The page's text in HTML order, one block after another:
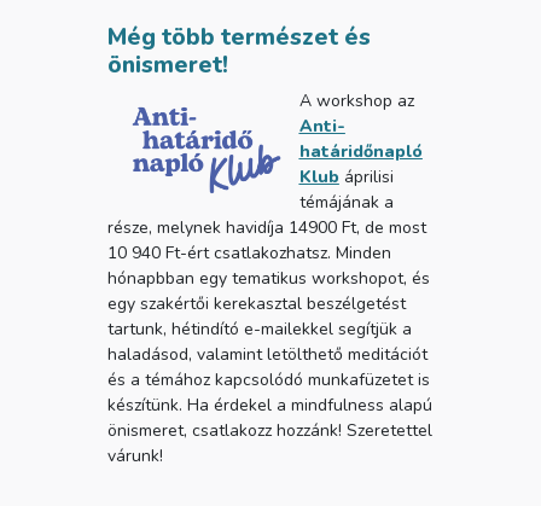
Még több természet és
önismeret!
A workshop az
Anti-
határidőnapló
Klub áprilisi
témájának a
része, melynek havidíja 14900 Ft, de most
10 940 Ft-ért csatlakozhatsz. Minden
hónapbban egy tematikus workshopot, és
egy szakértői kerekasztal beszélgetést
tartunk, hétindító e-mailekkel segítjük a
haladásod, valamint letölthető meditációt
és a témához kapcsolódó munkafüzetet is
készítünk. Ha érdekel a mindfulness alapú
önismeret, csatlakozz hozzánk! Szeretettel
várunk!